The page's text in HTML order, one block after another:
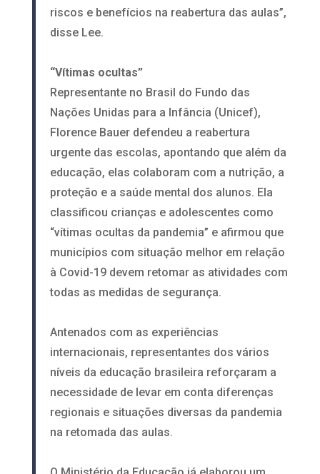
riscos e benefícios na reabertura das aulas”,
disse Lee.
“Vítimas ocultas”
Representante no Brasil do Fundo das
Nações Unidas para a Infância (Unicef),
Florence Bauer defendeu a reabertura
urgente das escolas, apontando que além da
educação, elas colaboram com a nutrição, a
proteção e a saúde mental dos alunos. Ela
classificou crianças e adolescentes como
“vítimas ocultas da pandemia” e afirmou que
municípios com situação melhor em relação
à Covid-19 devem retomar as atividades com
todas as medidas de segurança.
Antenados com as experiências
internacionais, representantes dos vários
níveis da educação brasileira reforçaram a
necessidade de levar em conta diferenças
regionais e situações diversas da pandemia
na retomada das aulas.